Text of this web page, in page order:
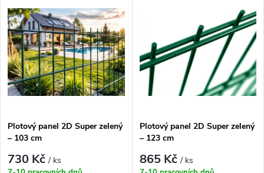
z
e
n
í
p
r
Nejprodávanější
Abecedně
ý
p
i
s
p
Plotový panel 2D Super zelený
– 103 cm
730 Kč/ ks
Plotový panel 2D Super zelený
– 123 cm
865 Kč/ ks